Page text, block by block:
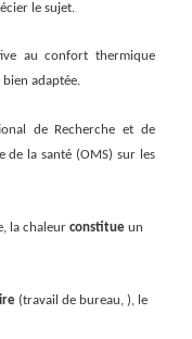
le sujet.
au confort thermique
bien adaptée.
de Recherche et de
de la santé (OMS) sur les
, la chaleurconstitue un
(travail de bureau, ), le